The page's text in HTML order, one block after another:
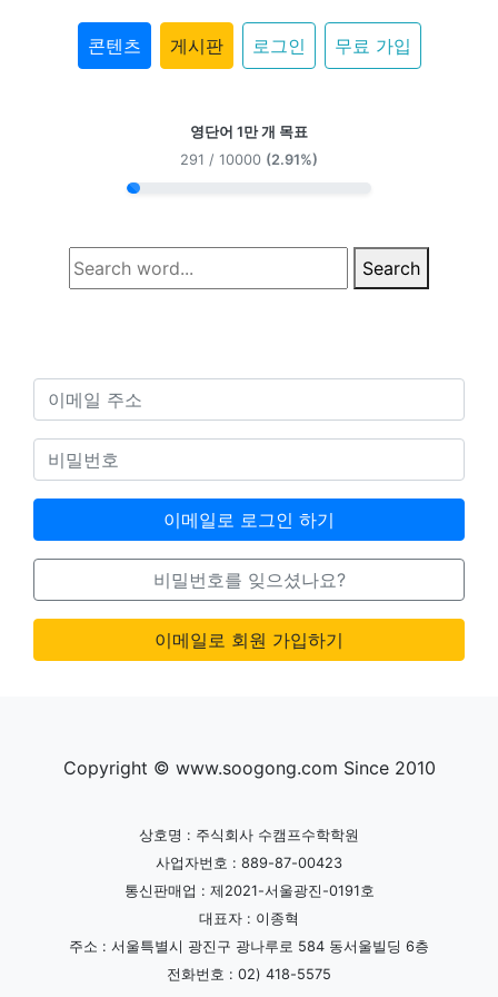
콘텐츠 게시판 로그인 무료 가입
영단어 1만 개 목표
291 / 10000 (2.91%)
Search
이메일로 로그인 하기
비밀번호를 잊으셨나요?
이메일로 회원 가입하기
Copyright © www.soogong.com Since 2010
상호명 : 주식회사 수캠프수학학원
사업자번호 : 889-87-00423
통신판매업 : 제2021-서울광진-0191호
대표자 : 이종혁
주소 : 서울특별시 광진구 광나루로 584 동서울빌딩 6층
전화번호 : 02) 418-5575